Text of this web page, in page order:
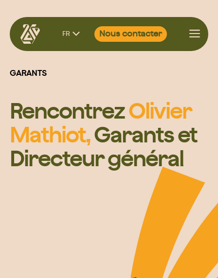
Aller
contenu
Nous contacter
FR
GARANTS
RencontrezOlivier
Mathiot,Garants et
Directeur général